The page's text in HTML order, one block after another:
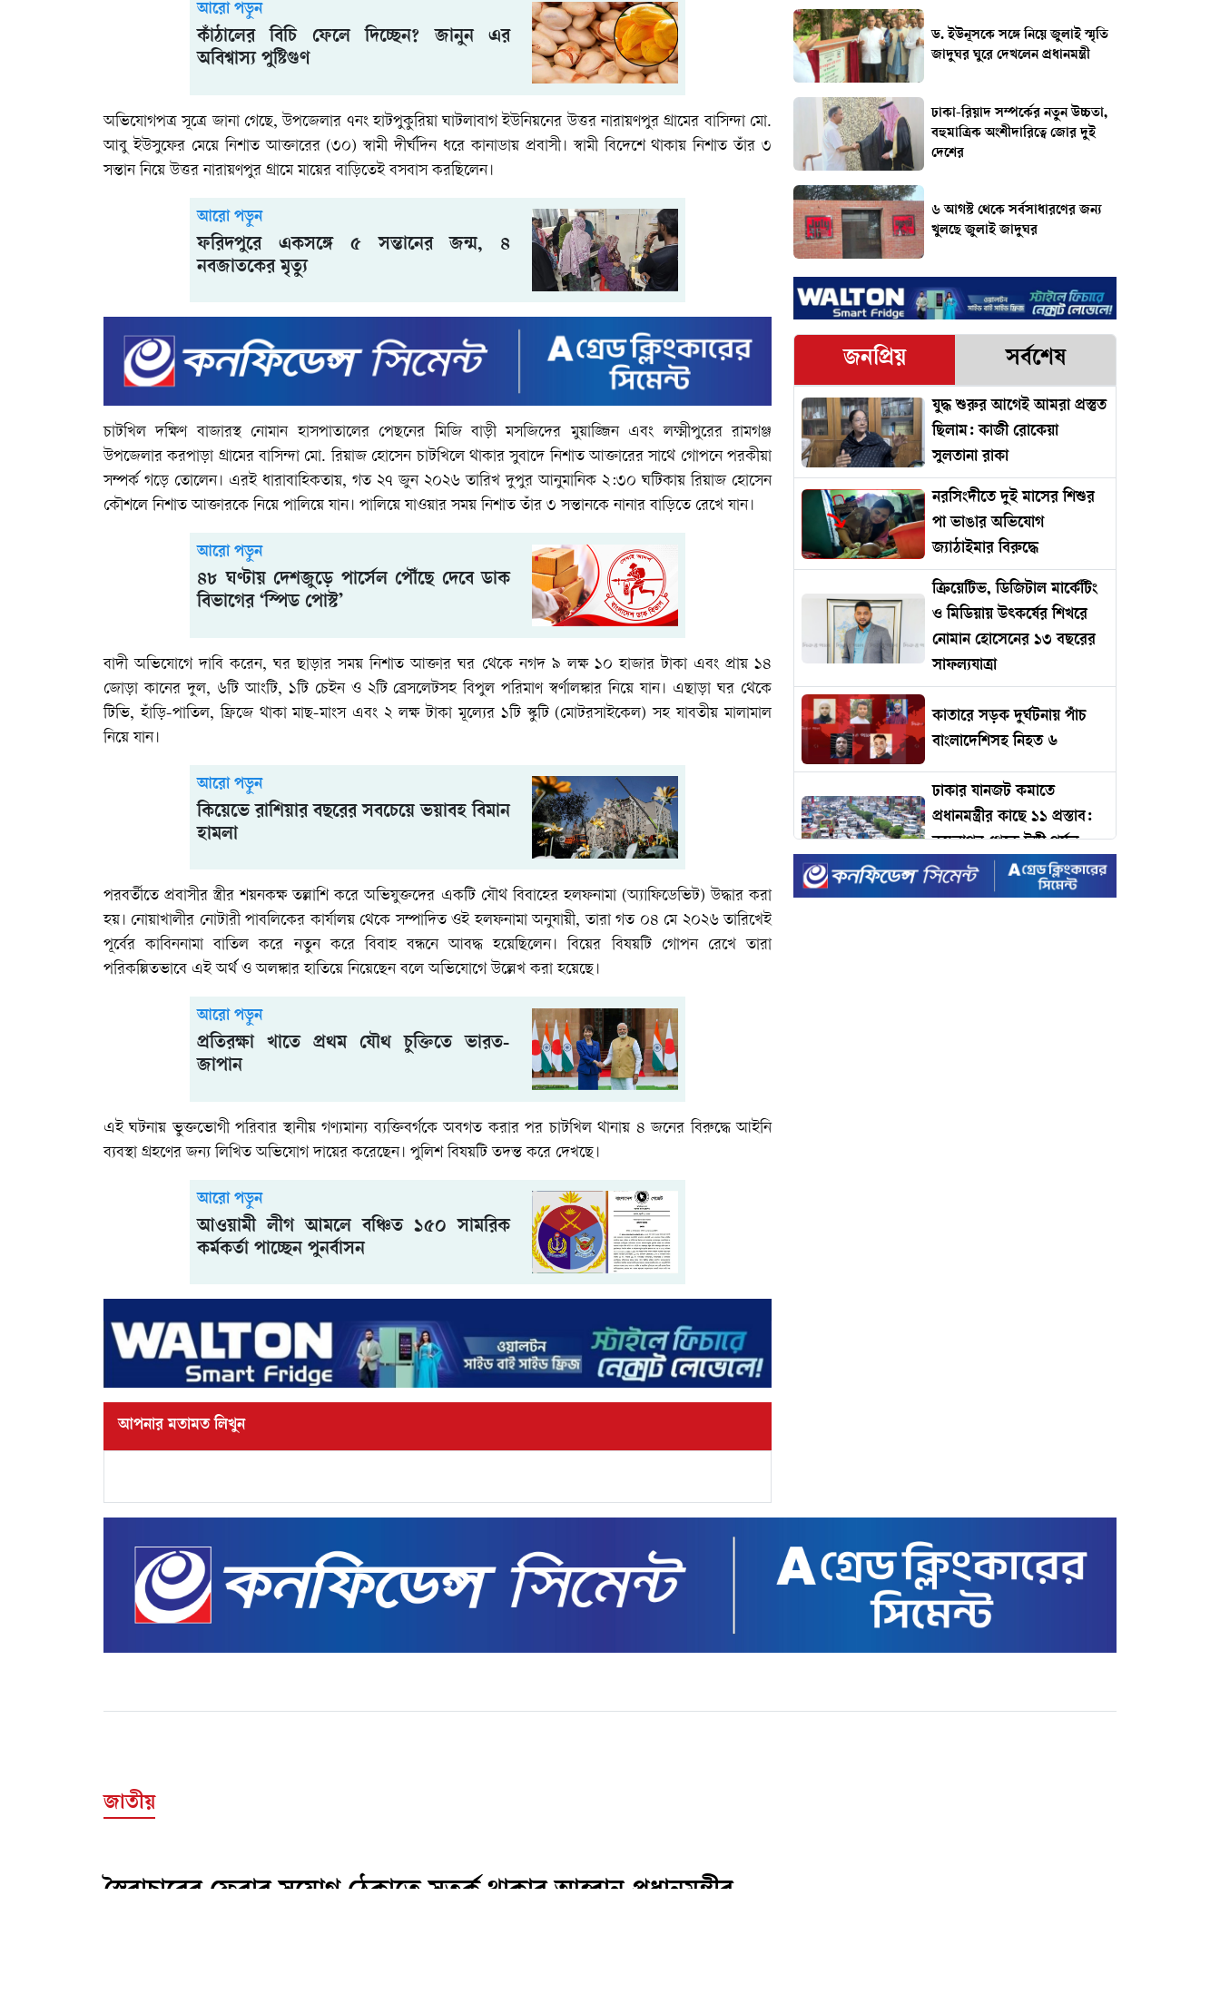
আরো পড়ুন
কাঁঠালের বিচি ফেলে দিচ্ছেন? জানুন এর
অবিশ্বাস্য পুষ্টিগুণ
অভিযোগপত্র সূত্রে জানা গেছে, উপজেলার ৭নং হাটপুকুরিয়া ঘাটলাবাগ ইউনিয়নের উত্তর নারায়ণপুর গ্রামের বাসিন্দা মো.
আবু ইউসুফের মেয়ে নিশাত আক্তারের (৩০) স্বামী দীর্ঘদিন ধরে কানাডায় প্রবাসী। স্বামী বিদেশে থাকায় নিশাত তাঁর ৩
সন্তান নিয়ে উত্তর নারায়ণপুর গ্রামে মায়ের বাড়িতেই বসবাস করছিলেন।
আরো পড়ুন
ফরিদপুরে একসঙ্গে ৫ সন্তানের জন্ম, ৪
নবজাতকের মৃত্যু
চাটখিল দক্ষিণ বাজারস্থ নোমান হাসপাতালের পেছনের মিজি বাড়ী মসজিদের মুয়াজ্জিন এবং লক্ষ্মীপুরের রামগঞ্জ
উপজেলার করপাড়া গ্রামের বাসিন্দা মো. রিয়াজ হোসেন চাটখিলে থাকার সুবাদে নিশাত আক্তারের সাথে গোপনে পরকীয়া
সম্পর্ক গড়ে তোলেন। এরই ধারাবাহিকতায়, গত ২৭ জুন ২০২৬ তারিখ দুপুর আনুমানিক ২:৩০ ঘটিকায় রিয়াজ হোসেন
কৌশলে নিশাত আক্তারকে নিয়ে পালিয়ে যান। পালিয়ে যাওয়ার সময় নিশাত তাঁর ৩ সন্তানকে নানার বাড়িতে রেখে যান।
আরো পড়ুন
৪৮ ঘণ্টায় দেশজুড়ে পার্সেল পৌঁছে দেবে ডাক
বিভাগের ‘স্পিড পোস্ট’
বাদী অভিযোগে দাবি করেন, ঘর ছাড়ার সময় নিশাত আক্তার ঘর থেকে নগদ ৯ লক্ষ ১০ হাজার টাকা এবং প্রায় ১৪
জোড়া কানের দুল, ৬টি আংটি, ১টি চেইন ও ২টি ব্রেসলেটসহ বিপুল পরিমাণ স্বর্ণালঙ্কার নিয়ে যান। এছাড়া ঘর থেকে
টিভি, হাঁড়ি-পাতিল, ফ্রিজে থাকা মাছ-মাংস এবং ২ লক্ষ টাকা মূল্যের ১টি স্কুটি (মোটরসাইকেল) সহ যাবতীয় মালামাল
নিয়ে যান।
আরো পড়ুন
কিয়েভে রাশিয়ার বছরের সবচেয়ে ভয়াবহ বিমান
হামলা
পরবর্তীতে প্রবাসীর স্ত্রীর শয়নকক্ষ তল্লাশি করে অভিযুক্তদের একটি যৌথ বিবাহের হলফনামা (অ্যাফিডেভিট) উদ্ধার করা
হয়। নোয়াখালীর নোটারী পাবলিকের কার্যালয় থেকে সম্পাদিত ওই হলফনামা অনুযায়ী, তারা গত ০৪ মে ২০২৬ তারিখেই
পূর্বের কাবিননামা বাতিল করে নতুন করে বিবাহ বন্ধনে আবদ্ধ হয়েছিলেন। বিয়ের বিষয়টি গোপন রেখে তারা
পরিকল্পিতভাবে এই অর্থ ও অলঙ্কার হাতিয়ে নিয়েছেন বলে অভিযোগে উল্লেখ করা হয়েছে।
আরো পড়ুন
প্রতিরক্ষা খাতে প্রথম যৌথ চুক্তিতে ভারত-
জাপান
এই ঘটনায় ভুক্তভোগী পরিবার স্থানীয় গণ্যমান্য ব্যক্তিবর্গকে অবগত করার পর চাটখিল থানায় ৪ জনের বিরুদ্ধে আইনি
ব্যবস্থা গ্রহণের জন্য লিখিত অভিযোগ দায়ের করেছেন। পুলিশ বিষয়টি তদন্ত করে দেখছে।
আরো পড়ুন
আওয়ামী লীগ আমলে বঞ্চিত ১৫০ সামরিক
কর্মকর্তা পাচ্ছেন পুনর্বাসন
আপনার মতামত লিখুন
ড. ইউনূসকে সঙ্গে নিয়ে জুলাই স্মৃতি
জাদুঘর ঘুরে দেখলেন প্রধানমন্ত্রী
ঢাকা-রিয়াদ সম্পর্কের নতুন উচ্চতা,
বহুমাত্রিক অংশীদারিত্বে জোর দুই
দেশের
৬ আগস্ট থেকে সর্বসাধারণের জন্য
খুলছে জুলাই জাদুঘর
জনপ্রিয় সর্বশেষ
যুদ্ধ শুরুর আগেই আমরা প্রস্তুত
ছিলাম: কাজী রোকেয়া
সুলতানা রাকা
নরসিংদীতে দুই মাসের শিশুর
পা ভাঙার অভিযোগ
জ্যাঠাইমার বিরুদ্ধে
ক্রিয়েটিভ, ডিজিটাল মার্কেটিং
ও মিডিয়ায় উৎকর্ষের শিখরে
নোমান হোসেনের ১৩ বছরের
সাফল্যযাত্রা
কাতারে সড়ক দুর্ঘটনায় পাঁচ
বাংলাদেশিসহ নিহত ৬
ঢাকার যানজট কমাতে
প্রধানমন্ত্রীর কাছে ১১ প্রস্তাব:
কমলাপুর থেকে টঙ্গী পর্যন্ত
বাইপাস রেলপথের দাবি!